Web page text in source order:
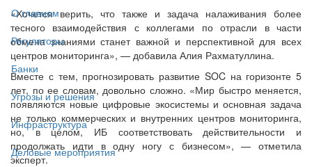
О главном
Регуляторы
Банки
Угрозы и решения
Инфраструктура
Деловые мероприятия
«Хочется верить, что также и задача налаживания более
тесного взаимодействия с коллегами по отрасли в части
обмена знаниями станет важной и перспективной для всех
центров мониторинга», — добавила Алия Рахматуллина.
Вместе с тем, прогнозировать развитие SOC на горизонте 5
лет, по ее словам, довольно сложно. «Мир быстро меняется,
появляются новые цифровые экосистемы и основная задача
не только коммерческих и внутренних центров мониторинга,
но, в целом, ИБ соответствовать действительности и
продолжать идти в одну ногу с бизнесом», — отметила
эксперт.